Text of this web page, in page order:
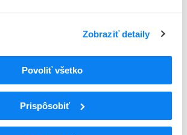
Zobraziť detaily
Povoliť všetko
Prispôsobiť
položené na priamom slnku,
kuchynskej linke alebo v
aute. Po užití ich ihneď odložte na tmavé
teplôt lieky výrazne znehodnocuje aj
vzduchu. Lieky preto neskladujte
v kuchyni.